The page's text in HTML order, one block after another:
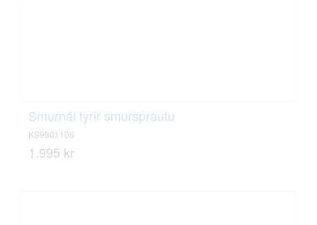
Smurnál fyrir smursprautu
KS9801106
1.995 kr